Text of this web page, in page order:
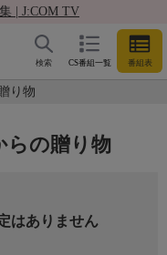
| J:COM TV
CS番組一覧 番組表
検索
り物
らの贈り物
はありません